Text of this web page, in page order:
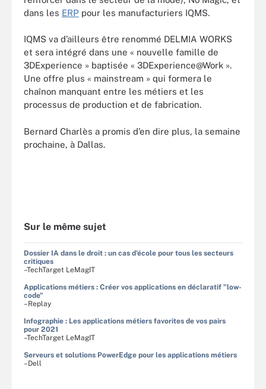
dans les ERP pour les manufacturiers IQMS.
IQMS va d’ailleurs être renommé DELMIA WORKS
et sera intégré dans une « nouvelle famille de
3DExperience » baptisée « 3DExperience@Work ».
Une offre plus « mainstream » qui formera le
chaînon manquant entre les métiers et les
processus de production et de fabrication.
Bernard Charlès a promis d’en dire plus, la semaine
prochaine, à Dallas.
Sur le même sujet
Dossier IA dans le droit : un cas d'école pour tous les secteurs
critiques
–TechTarget LeMagIT
Applications métiers : Créer vos applications en déclaratif "low-
code"
–Replay
Infographie : Les applications métiers favorites de vos pairs
pour 2021
–TechTarget LeMagIT
Serveurs et solutions PowerEdge pour les applications métiers
–Dell